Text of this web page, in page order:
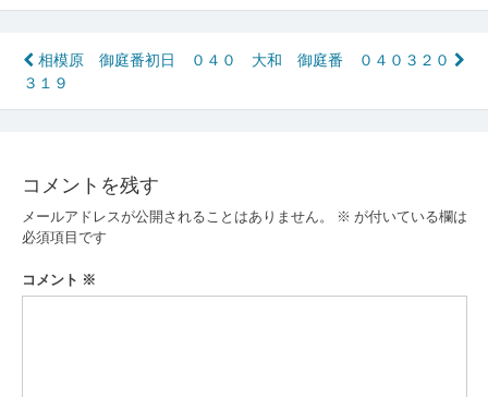
投
稿
ビ
ゲ
ー
シ
相模原 御庭番初日 ０４０
３１９
大和 御庭番 ０４０３２０
コメントを残す
メールアドレスが公開されることはありません。 ※ が付いている欄は
必須項目です
コメント ※